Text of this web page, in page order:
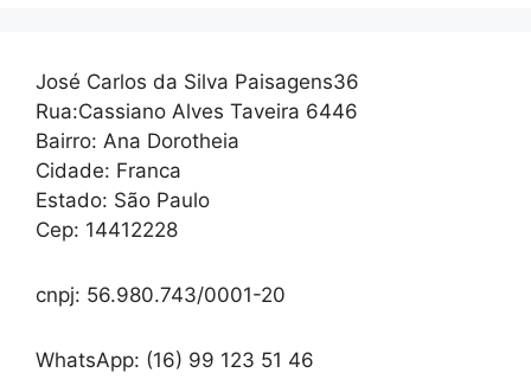
José Carlos da Silva Paisagens36
Rua:Cassiano Alves Taveira 6446
Bairro: Ana Dorotheia
Cidade: Franca
Estado: São Paulo
Cep: 14412228
cnpj: 56.980.743/0001-20
WhatsApp: (16) 99 123 51 46